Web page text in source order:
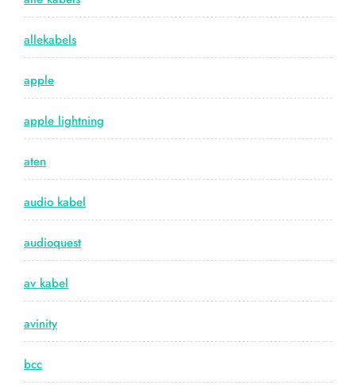
allekabels
apple
apple lightning
aten
audio kabel
audioquest
av kabel
avinity
bcc